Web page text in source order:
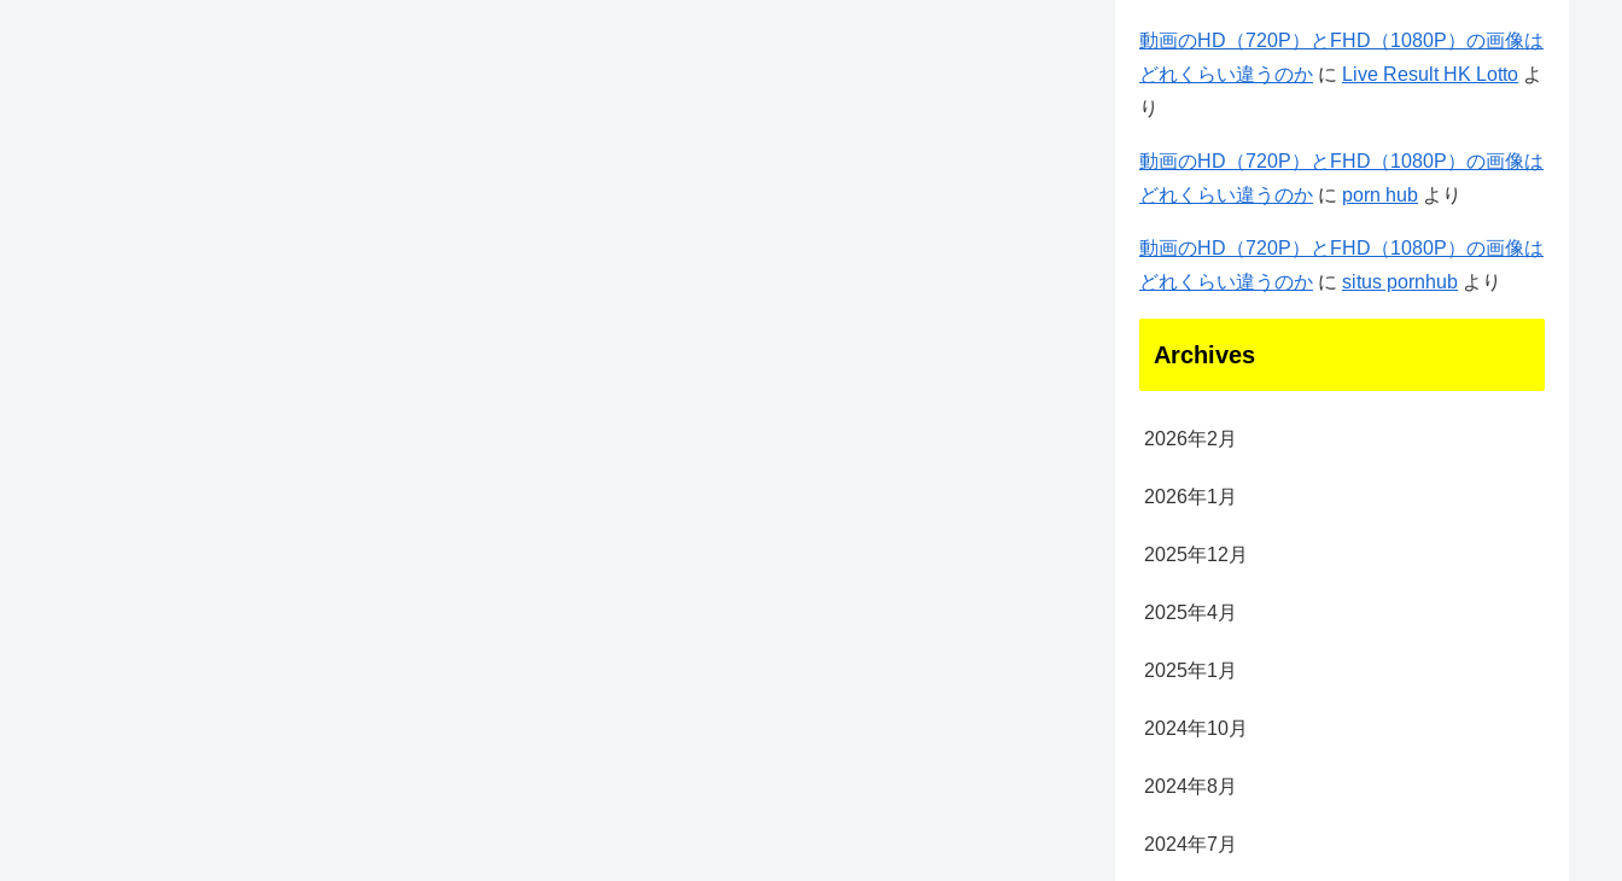
動画のHD（720P）とFHD（1080P）の画像は
どれくらい違うのか に Live Result HK Lotto よ
り
動画のHD（720P）とFHD（1080P）の画像は
どれくらい違うのか に porn hub より
動画のHD（720P）とFHD（1080P）の画像は
どれくらい違うのか に situs pornhub より
Archives
2026年2月
2026年1月
2025年12月
2025年4月
2025年1月
2024年10月
2024年8月
2024年7月